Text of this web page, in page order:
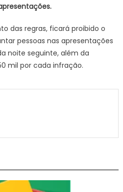
das regras, ficará proibido o
pessoas nas apresentações
noite seguinte, além da
mil por cada infração.